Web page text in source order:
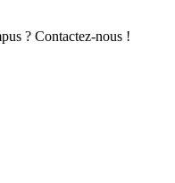
? Contactez-nous !